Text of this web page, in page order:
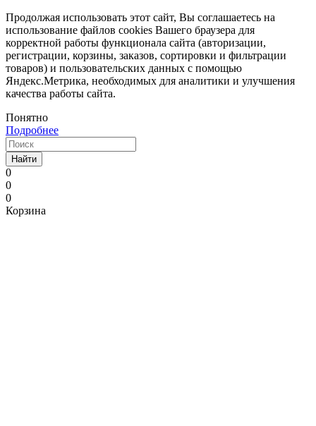
Продолжая использовать этот сайт, Вы соглашаетесь на
использование файлов cookies Вашего браузера для
корректной работы функционала сайта (авторизации,
регистрации, корзины, заказов, сортировки и фильтрации
товаров) и пользовательских данных с помощью
Яндекс.Метрика, необходимых для аналитики и улучшения
качества работы сайта.
Понятно
Подробнее
Найти
0
0
0
Корзина